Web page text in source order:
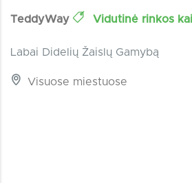
TeddyWay Vidutinė rinkos
Labai Didelių Žaislų Gamybą
Visuose miestuose